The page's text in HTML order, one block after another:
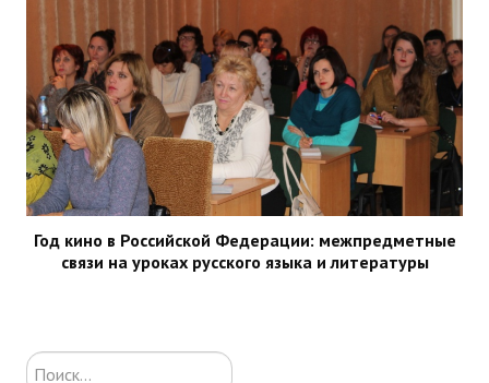
Год кино в Российской Федерации: межпредметные
связи на уроках русского языка и литературы
Искать...